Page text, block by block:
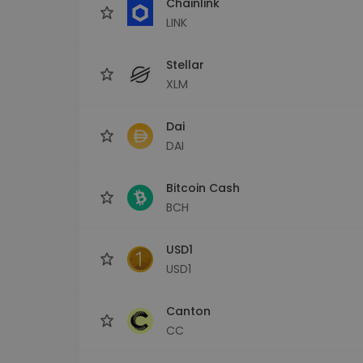
LINK
Stellar
XLM
Dai
DAI
Bitcoin Cash
BCH
USD1
USD1
Canton
CC